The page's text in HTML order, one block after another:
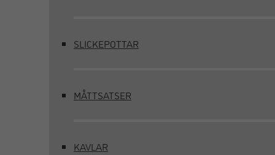
SLICKEPOTTAR
MÅTTSATSER
KAVLAR